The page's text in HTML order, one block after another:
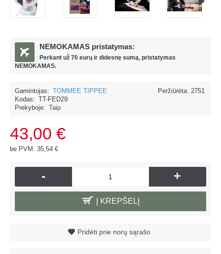
NEMOKAMAS pristatymas:
Perkant už 70 eurų ir didesnę sumą, pristatymas
NEMOKAMAS.
Peržiūrėta: 2751
Gamintojas: TOMMEE TIPPEE
Kodas: TT-FED29
Prekyboje: Taip
43,00 €
be PVM: 35,54 €
- +
Į KREPŠELĮ
Pridėti prie norų sąrašo